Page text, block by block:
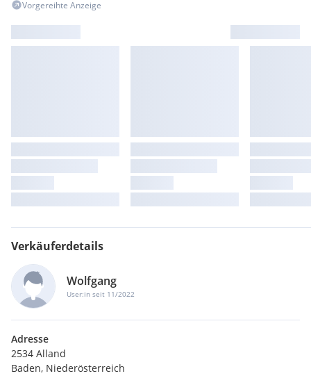
Vorgereihte Anzeige
Verkäuferdetails
Wolfgang
User:in seit 11/2022
Adresse
2534 Alland
Baden, Niederösterreich